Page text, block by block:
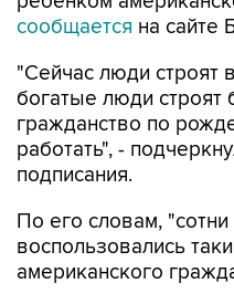
сообщается на сайте
"Сейчас люди строят
богатые люди строят
гражданство по
работать", -
подписания.
По его словам,
воспользовались
американского